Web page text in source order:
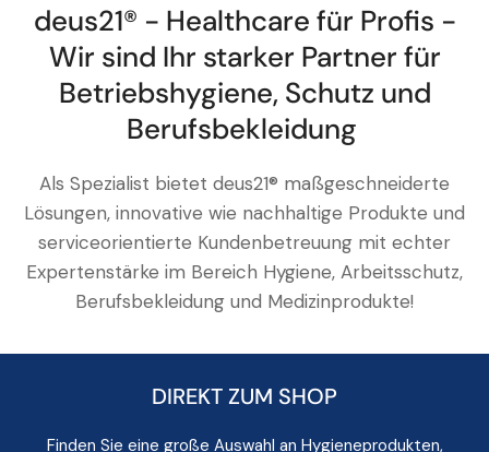
deus21® - Healthcare für Profis -
Wir sind Ihr starker Partner für
Betriebshygiene, Schutz und
Berufsbekleidung
Als Spezialist bietet deus21® maßgeschneiderte
Lösungen, innovative wie nachhaltige Produkte und
serviceorientierte Kundenbetreuung mit echter
Expertenstärke im Bereich Hygiene, Arbeitsschutz,
Berufsbekleidung und Medizinprodukte!
DIREKT ZUM SHOP
Finden Sie eine große Auswahl an Hygieneprodukten,